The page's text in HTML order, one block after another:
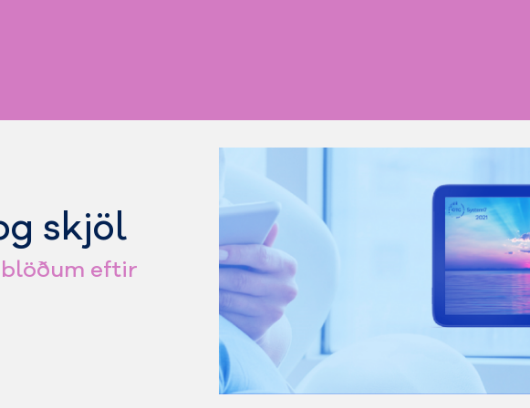
skjöl
eftir